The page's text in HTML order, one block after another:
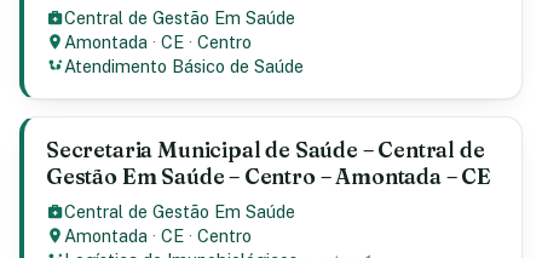
Central de Gestão Em Saúde
Amontada ·CE ·Centro
Atendimento Básico de Saúde
Secretaria Municipal de Saúde – Central de
Gestão Em Saúde – Centro – Amontada – CE
Central de Gestão Em Saúde
Amontada ·CE ·Centro